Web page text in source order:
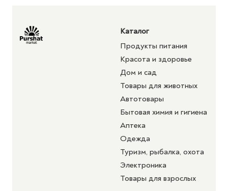
Каталог
Продукты питания
Красота и здоровье
Дом и сад
Товары для животных
Автотовары
Бытовая химия и гигиена
Аптека
Одежда
Туризм, рыбалка, охота
Электроника
Товары для взрослых